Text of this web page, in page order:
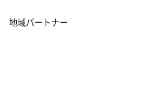
地域パートナー